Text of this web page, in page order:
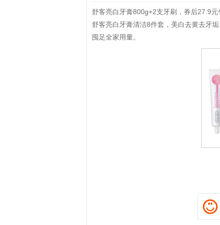
舒客亮白牙膏800g+2支牙刷，券后27.9元
舒客亮白牙膏清洁8件套，美白去黄去牙
囤足全家用量。